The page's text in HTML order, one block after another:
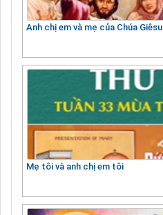
Anh chị em và mẹ của Chúa Giêsu
Mẹ tôi và anh chị em tôi